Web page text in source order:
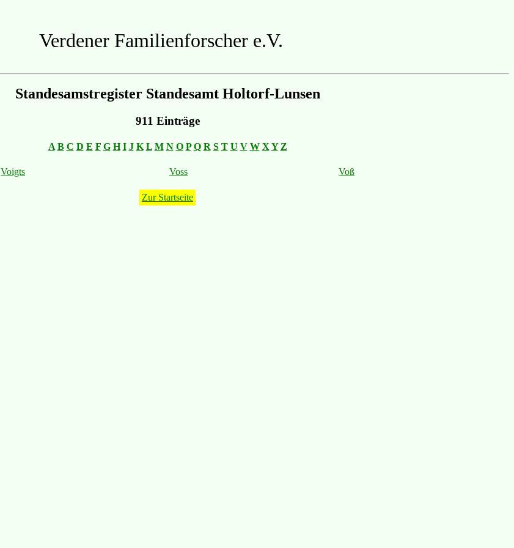
Verdener Familienforscher e.V.
Standesamstregister Standesamt Holtorf-Lunsen
911 Einträge
A B C D E F G H I J K L M N O P Q R S T U V W X Y Z
Voigts Voss Voß
Zur Startseite